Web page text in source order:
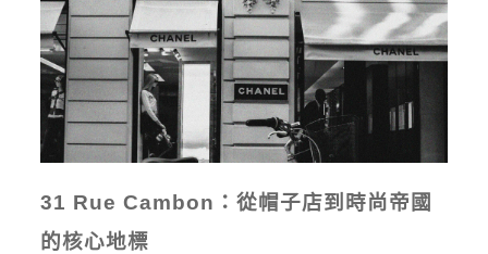
31 Rue Cambon ：從帽子店到時尚帝國
的核心地標